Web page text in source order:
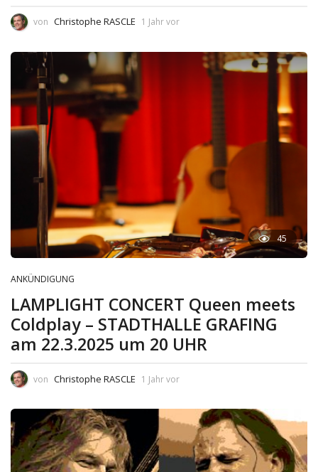
von Christophe RASCLE 1 Jahr vor
45
ANKÜNDIGUNG
LAMPLIGHT CONCERT Queen meets
Coldplay – STADTHALLE GRAFING
am 22.3.2025 um 20 UHR
von Christophe RASCLE 1 Jahr vor